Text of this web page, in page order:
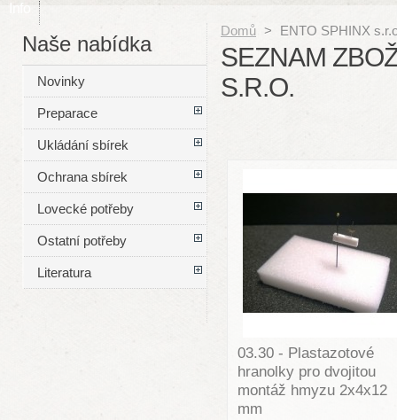
Info
Domů > ENTO SPHINX
SEZNAM
S.R.O.
03.30 - Plastazotové
hranolky pro dvojitou
montáž hmyzu 2x4x12
mm
Naše nabídka
Novinky
Preparace
Ukládání sbírek
Ochrana sbírek
Lovecké potřeby
Ostatní potřeby
Literatura